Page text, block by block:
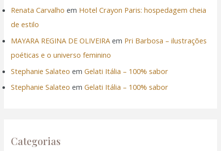
Renata Carvalho em Hotel Crayon Paris: hospedagem cheia
de estilo
MAYARA REGINA DE OLIVEIRA em Pri Barbosa – ilustrações
poéticas e o universo feminino
Stephanie Salateo emGelati Itália – 100% sabor
Stephanie Salateo emGelati Itália – 100% sabor
Categorias